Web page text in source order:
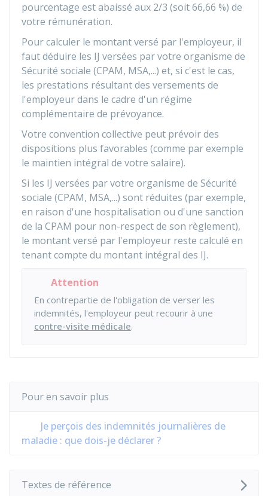
pourcentage est abaissé aux 2/3 (soit66,66 %) de
votre rémunération.
Pour calculer le montant versé par l'employeur, il
faut déduire les IJ versées par votre organisme de
Sécurité sociale (CPAM, MSA,...) et, si c'est le cas,
les prestations résultant des versements de
l'employeur dans le cadre d'un régime
complémentaire de prévoyance.
Votre convention collective peut prévoir des
dispositions plus favorables (comme par exemple
le maintien intégral de votre salaire).
Si les IJ versées par votre organisme de Sécurité
sociale (CPAM, MSA,...) sont réduites (par exemple,
en raison d'une hospitalisation ou d'une sanction
de la CPAM pour non-respect de son règlement),
le montant versé par l'employeur reste calculé en
tenant compte du montant intégral des IJ.
Attention
En contrepartie de l'obligation de verser les
indemnités, l'employeur peut recourir à une
contre-visite médicale.
Pour en savoir plus
Je perçois des indemnités journalières de
maladie : que dois-je déclarer ?
Textes de référence